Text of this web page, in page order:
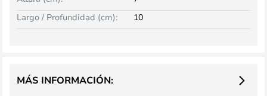
Largo / Profundidad (cm):
10
MÁS INFORMACIÓN: